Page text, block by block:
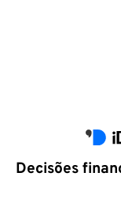
Decisões